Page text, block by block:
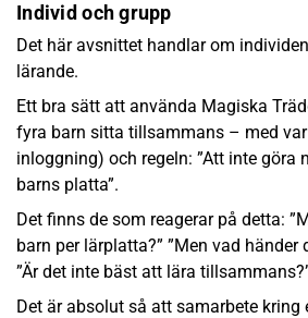
Individ och grupp
Det här avsnittet handlar om
lärande.
Ett bra sätt att använda Magiska
fyra barn sitta tillsammans – med
inloggning) och regeln: ”Att inte göra
barns platta”.
Det finns de som reagerar på detta:
barn per lärplatta?” ”Men vad händer
”Är det inte bäst att lära
Det är absolut så att samarbete kring